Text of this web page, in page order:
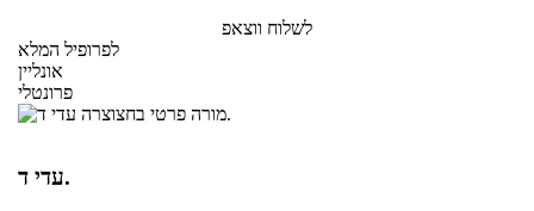
לשלוח ווצאפ
לפרופיל המלא
אונליין
פרונטלי
עדי ד.